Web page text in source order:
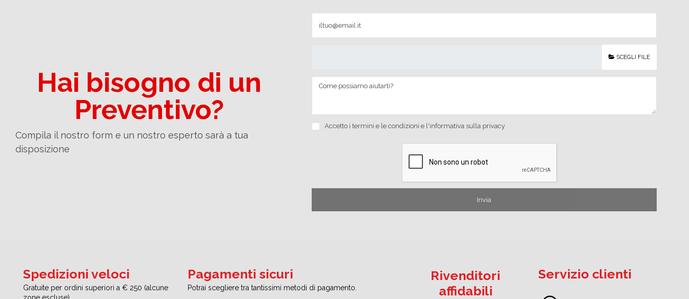
Hai bisogno di un
Preventivo?
Compila il nostro form e un nostro esperto sarà a tua
disposizione
SCEGLI FILE
Accetto itermini e le condizioni e l'informativa sulla privacy
Spedizioni veloci
Gratuite per ordini superiori a € 250 (alcune
Pagamenti sicuri
Potrai scegliere tra tantissimi metodi di pagamento.
Rivenditori
affidabili
Servizio clienti